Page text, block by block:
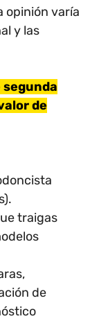
opinión varía
y las
de
traigas
de